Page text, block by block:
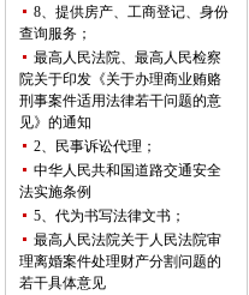
8、提供房产、工商登记、身份
查询服务；
最高人民法院、最高人民检察
院关于印发《关于办理商业贿赂
刑事案件适用法律若干问题的意
见》的通知
2、民事诉讼代理；
中华人民共和国道路交通安全
法实施条例
5、代为书写法律文书；
最高人民法院关于人民法院审
理离婚案件处理财产分割问题的
若干具体意见